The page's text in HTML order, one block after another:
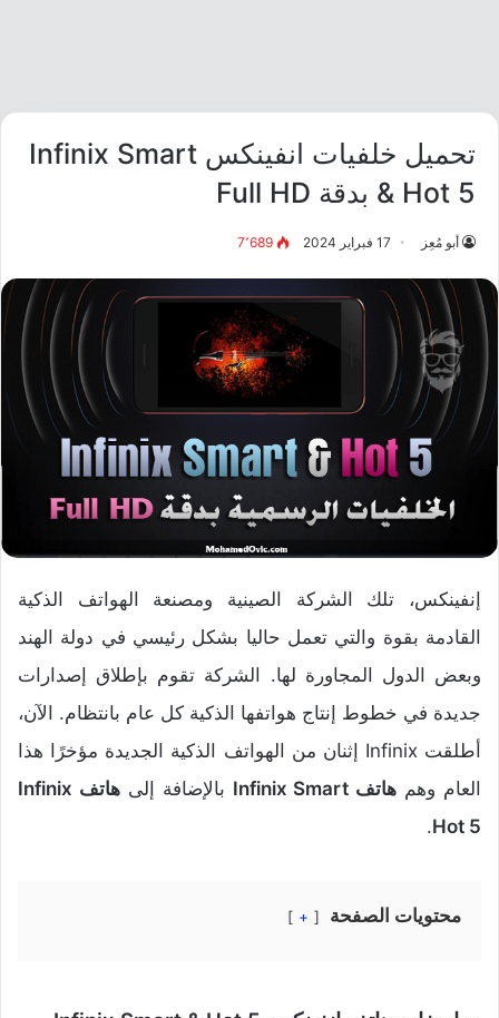
تحميل خلفيات انفينكس Infinix Smart
& Hot 5 بدقة Full HD
أبو مُعِز 17 فبراير 2024 7٬689
إنفينكس، تلك الشركة الصينية ومصنعة الهواتف الذكية
القادمة بقوة والتي تعمل حاليا بشكل رئيسي في دولة الهند
وبعض الدول المجاورة لها. الشركة تقوم بإطلاق إصدارات
جديدة في خطوط إنتاج هواتفها الذكية كل عام بانتظام. الآن،
أطلقت Infinix إثنان من الهواتف الذكية الجديدة مؤخرًا هذا
العام وهم هاتف Infinix Smart بالإضافة إلى
هاتف Infinix
Hot 5
.
محتويات الصفحة +